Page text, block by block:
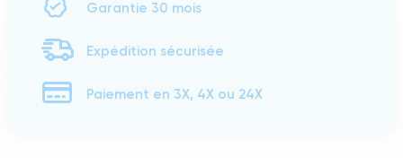
Garantie 30 mois
Expédition sécurisée
Paiement en 3X, 4X ou 24X